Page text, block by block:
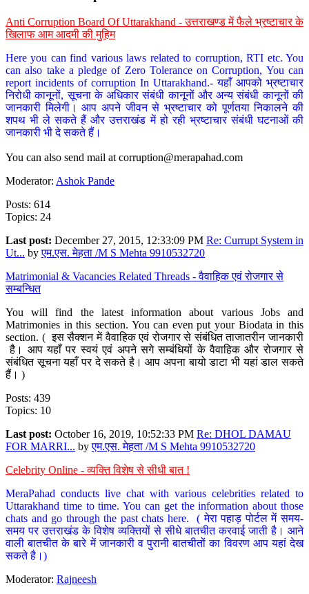
Anti Corruption Board Of Uttarakhand - उत्तराखण्ड में फैले भ्रष्टाचार के
खिलाफ आम आदमी की मुहिम
Here you can find various laws related to corruption, RTI etc. You
can also take a pledge of Zero Tolerance on Corruption, You can
report incidents of corruption In Uttarakhand.- यहाँ आपको भ्रष्टाचार
निरोधी कानूनों, सूचना के अधिकार संबंधी कानूनों और अन्य संबंधी कानूनों की
जानकारी मिलेगी। आप अपने जीवन से भ्रष्टाचार को पूर्णतया निकालने की
शपथ भी ले सकते हैं और उत्तराखंड में हो रही भ्रष्टाचार संबंधी घटनाओं की
जानकारी भी दे सकते हैं।
You can also send mail at corruption@merapahad.com
Moderator: Ashok Pande
Posts: 614
Topics: 24
Last post: December 27, 2015, 12:33:09 PM Re: Currupt System in
Ut... byएम.एस. मेहता /M S Mehta 9910532720
Matrimonial & Vacancies Related Threads - वैवाहिक एवं रोजगार से
सम्बन्धित
You will find the latest information about various Jobs and
Matrimonies in this section. You can even put your Biodata in this
section. ( इस सैक्शन में वैवाहिक एवं रोजगार से संबंधित ताजातरीन जानकारी
है। आप यहाँ पर स्वयं एवं अपने सगे सम्बंधियों के वैवाहिक और रोजगार से
संबंधित सूचना यहाँ पर दे सकते है। आप अपना बायो डाटा भी यहां डाल सकते
हैं। )
Posts: 439
Topics: 10
Last post: October 16, 2019, 10:52:33 PM Re: DHOL DAMAU
FOR MARRI... byएम.एस. मेहता /M S Mehta 9910532720
Celebrity Online - व्यक्ति विशेष से सीधी बात !
MeraPahad conducts live chat with various celebrities related to
Uttarakhand time to time. You can get the information about those
chats and go through the past chats here. ( मेरा पहाड़ पोर्टल में समय-
समय पर उत्तराखंड के विशेष व्यक्तियों से सीधे बातचीत करवाई जाती है। आने
वाली बातचीत के बारे में जानकारी व पुरानी बातचीतों का विवरण आप यहां देख
सकते है।)
Moderator: Rajneesh